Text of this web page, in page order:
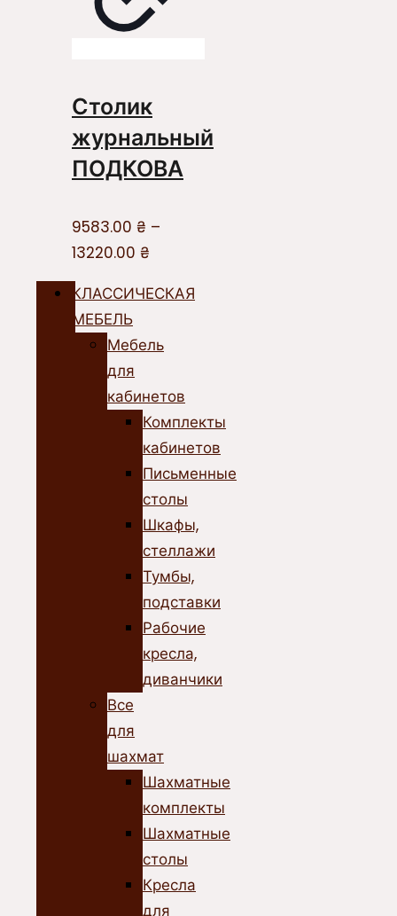
Столик
журнальный
ПОДКОВА
9583.00 ₴ –
13220.00 ₴
КЛАССИЧЕСКАЯ
МЕБЕЛЬ
Мебель
для
кабинетов
Комплекты
кабинетов
Письменные
столы
Шкафы,
стеллажи
Тумбы,
подставки
Рабочие
кресла,
диванчики
Все
для
шахмат
Шахматные
комплекты
Шахматные
столы
Кресла
для